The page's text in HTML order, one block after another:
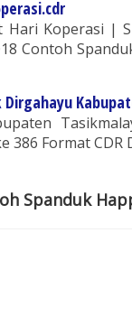
Hari Koperasi |
Contoh
386 Format CDR
Spanduk